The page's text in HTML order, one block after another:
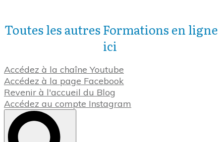
Toutes les autres Formations en ligne
ici
Accédez à la chaîne Youtube
Accédez à la page Facebook
Revenir à l'accueil du Blog
Accédez au compte Instagram